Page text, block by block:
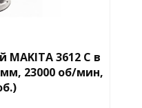
3612 C в
мм, 23000 об/мин,